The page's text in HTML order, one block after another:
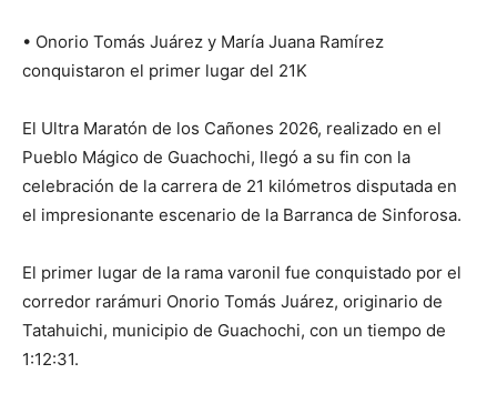
•⁠ ⁠Onorio Tomás Juárez y María Juana Ramírez
conquistaron el primer lugar del 21K
El Ultra Maratón de los Cañones 2026, realizado en el
Pueblo Mágico de Guachochi, llegó a su fin con la
celebración de la carrera de 21 kilómetros disputada en
el impresionante escenario de la Barranca de Sinforosa.
El primer lugar de la rama varonil fue conquistado por el
corredor rarámuri Onorio Tomás Juárez, originario de
Tatahuichi, municipio de Guachochi, con un tiempo de
1:12:31.